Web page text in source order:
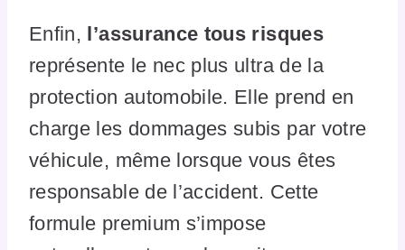
Enfin, l’assurance tous risques
représente le nec plus ultra de la
protection automobile. Elle prend en
charge les dommages subis par votre
véhicule, même lorsque vous êtes
responsable de l’accident. Cette
formule premium s’impose